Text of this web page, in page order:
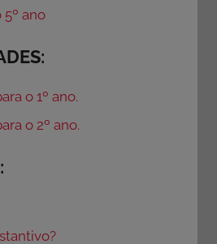
5º ano
o 1º ano.
o 2º ano.